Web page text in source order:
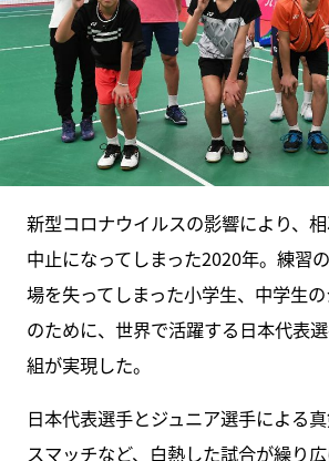
新型コロナウイルスの影響により、
中止になってしまった2020年。練習
場を失ってしまった小学生、中学生
のために、世界で活躍する日本代表
組が実現した。
日本代表選手とジュニア選手による
スマッチなど、白熱した試合が繰り